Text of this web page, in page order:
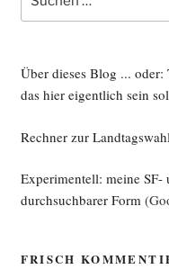
nach:
Über dieses Blog ... oder:
das hier eigentlich sein
Rechner zur
Experimentell: meine SF-
durchsuchbarer Form
FRISCH